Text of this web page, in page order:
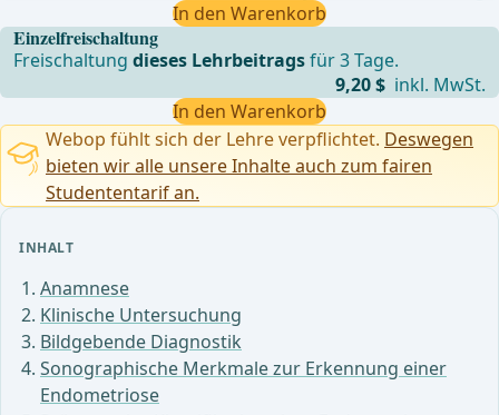
INHALT
Anamnese
Klinische Untersuchung
Bildgebende Diagnostik
Sonographische Merkmale zur Erkennung einer
Endometriose
Einzelfreischaltung
Freischaltungdieses Lehrbeitragsfür 3 Tage.
9,20 $ inkl. MwSt.
In den Warenkorb
In den Warenkorb
Webop fühlt sich der Lehre verpflichtet. Deswegen
bieten wir alle unsere Inhalte auch zum fairen
Studententarif an.